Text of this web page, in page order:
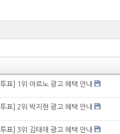
표] 1위 아르노 광고 혜택 안내
표] 2위 박지현 광고 혜택 안내
표] 3위 김태래 광고 혜택 안내